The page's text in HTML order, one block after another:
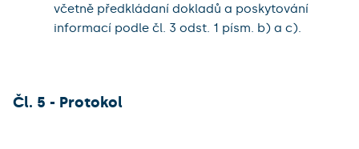
včetně předkládaní dokladů a poskytování
informací podle čl. 3 odst. 1 písm. b) a c).
Čl. 5 - Protokol